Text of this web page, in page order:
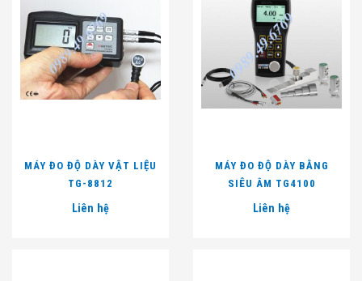
MÁY ĐO ĐỘ DÀY VẬT LIỆU
TG-8812
Liên hệ
MÁY ĐO ĐỘ DÀY BẰNG
SIÊU ÂM TG4100
Liên hệ